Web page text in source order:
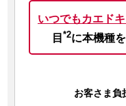
いつでもカエド
目 *2に本機種
お客さま負